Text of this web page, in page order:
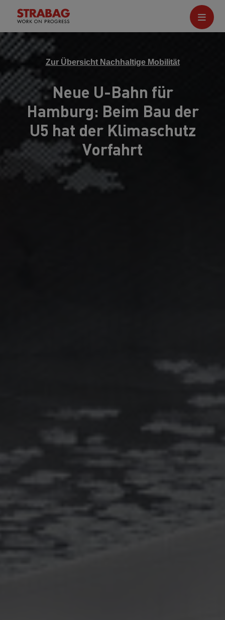
Zur Übersicht Nachhaltige Mobilität
Neue U-Bahn für
Hamburg: Beim Bau der
U5 hat der Klimaschutz
Vorfahrt